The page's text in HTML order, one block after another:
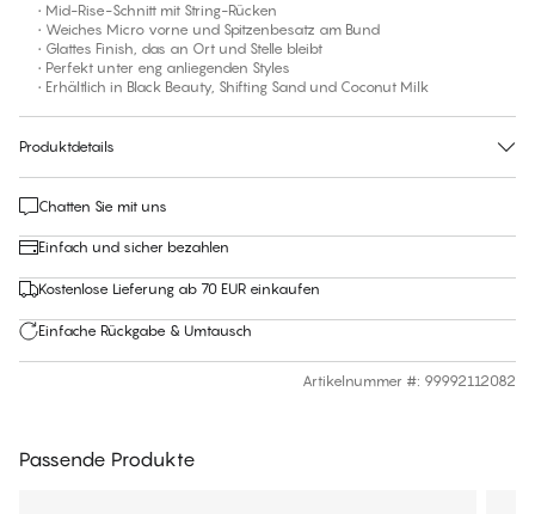
• Mid-Rise-Schnitt mit String-Rücken
• Weiches Micro vorne und Spitzenbesatz am Bund
• Glattes Finish, das an Ort und Stelle bleibt
• Perfekt unter eng anliegenden Styles
• Erhältlich in Black Beauty, Shifting Sand und Coconut Milk
Produktdetails
Chatten Sie mit uns
Einfach und sicher bezahlen
Kostenlose Lieferung ab 70 EUR einkaufen
Einfache Rückgabe & Umtausch
Artikelnummer #: 99992112082
Passende Produkte